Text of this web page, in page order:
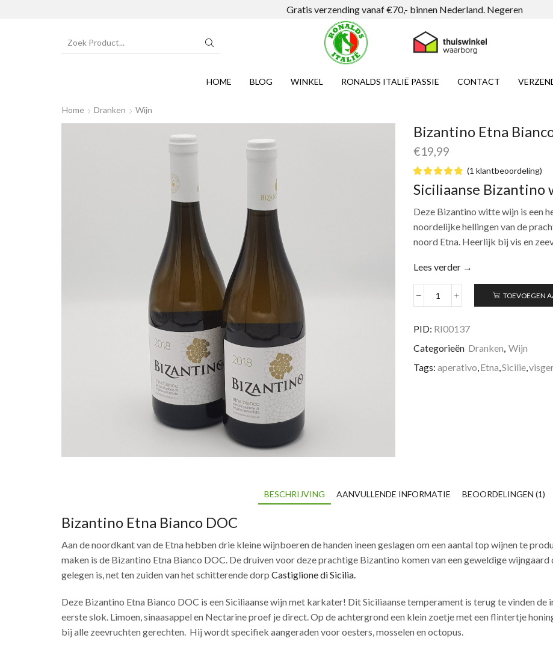
Gratis verzending vanaf €70,- binnen Nederland. Negeren
HOME BLOG WINKEL RONALDS ITALIË PASSIE CONTACT
Home Dranken Wijn
Bizantino Etna
€19,99
(1 klantbeoordeling)
Siciliaanse
Deze Bizantino witte wijn is een
noordelijke hellingen van de
noord Etna. Heerlijk bij vis en
Lees verder →
Bizantino
Bianco
aantal
TOEVOEGEN
PID: RI00137
Categorieën Dranken, Wijn
Tags: aperativo,Etna,Sicilie,
BESCHRIJVING AANVULLENDE INFORMATIE BEOORDELINGEN (1)
Bizantino Etna Bianco DOC
Aan de noordkant van de Etna hebben drie kleine wijnboeren de handen ineen geslagen om een aantal top wijnen te
maken is de Bizantino Etna Bianco DOC. De druiven voor deze prachtige Bizantino komen van een geweldige
gelegen is, net ten zuiden van het schitterende dorp Castiglione di Sicilia.
Deze Bizantino Etna Bianco DOC is een Siciliaanse wijn met karkater! Dit Siciliaanse temperament is terug te vinden de
eerste slok. Limoen, sinaasappel en Nectarine proef je direct. Op de achtergrond een klein zoetje met een flintertje
bij alle zeevruchten gerechten. Hij wordt specifiek aangeraden voor oesters, mosselen en octopus.